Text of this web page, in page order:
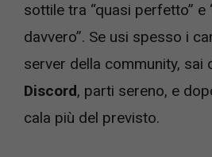
sottile tra “quasi perfetto” e
davvero”. Se usi spesso i
server della community, sai
Discord, parti sereno, e
cala più del previsto.